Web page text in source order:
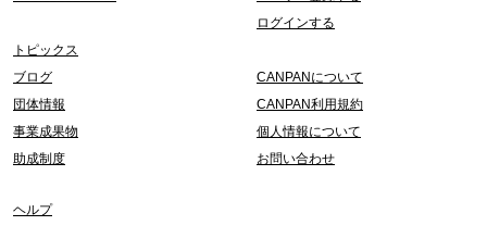
ログインする
トピックス
ブログ
団体情報
事業成果物
助成制度
CANPANについて
CANPAN利用規約
個人情報について
お問い合わせ
ヘルプ